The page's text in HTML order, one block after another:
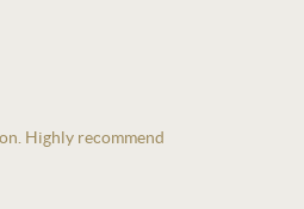
Highly recommend